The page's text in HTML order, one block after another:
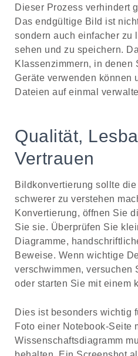
Dieser Prozess verhindert
Das endgültige Bild ist
sondern auch einfacher zu
sehen und zu speichern.
Klassenzimmern, in denen
Geräte verwenden können
Dateien auf einmal
Qualität,
Vertrauen
Bildkonvertierung sollte
schwerer zu verstehen
Konvertierung, öffnen Sie
Sie sie. Überprüfen Sie
Diagramme,
Beweise. Wenn wichtige
verschwimmen, versuchen
oder starten Sie mit einem
Dies ist besonders wichtig
Foto einer Notebook-Seite
Wissenschaftsdiagramm